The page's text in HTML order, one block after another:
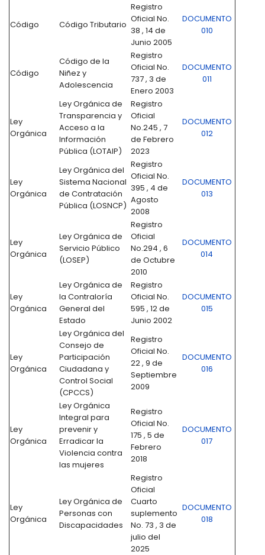
Código Código Tributario
Registro
Oficial No.
38 , 14 de
Junio 2005
DOCUMENTO
010
Código
Código de la
Niñez y
Adolescencia
Registro
Oficial No.
737 , 3 de
Enero 2003
DOCUMENTO
011
Ley
Orgánica
Ley Orgánica de
Transparencia y
Acceso a la
Información
Pública (LOTAIP)
Registro
Oficial
No.245 , 7
de Febrero
2023
DOCUMENTO
012
Ley
Orgánica
Ley Orgánica del
Sistema Nacional
de Contratación
Pública (LOSNCP)
Registro
Oficial No.
395 , 4 de
Agosto
2008
DOCUMENTO
013
Ley
Orgánica
Ley Orgánica de
Servicio Público
(LOSEP)
Registro
Oficial
No.294 , 6
de Octubre
2010
DOCUMENTO
014
Ley
Orgánica
Ley Orgánica de
la Contraloría
General del
Estado
Registro
Oficial No.
595 , 12 de
Junio 2002
DOCUMENTO
015
Ley
Orgánica
Ley Orgánica del
Consejo de
Participación
Ciudadana y
Control Social
(CPCCS)
Registro
Oficial No.
22 , 9 de
Septiembre
2009
DOCUMENTO
016
Ley
Orgánica
Ley Orgánica
Integral para
prevenir y
Erradicar la
Violencia contra
las mujeres
Registro
Oficial No.
175 , 5 de
Febrero
2018
DOCUMENTO
017
Ley
Orgánica
Ley Orgánica de
Personas con
Discapacidades
Registro
Oficial
Cuarto
suplemento
No. 73 , 3 de
julio del
2025
DOCUMENTO
018